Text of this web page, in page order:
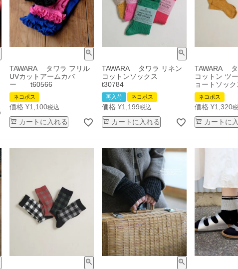
TAWARA タワラ フリル
UVカットアームカバ
ー t60566
ネコポス
価格 ¥1,100税込
カートに入れる
TAWARA タワラ リネン
コットンソックス
t30784
再入荷 ネコポス
価格 ¥1,199税込
カートに入れる
TAWARA タ
コットン ツ
ョートソッ
ネコポス
価格 ¥1,320
カートに